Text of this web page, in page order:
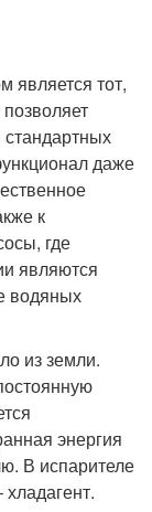
тот,
стандартных
даже
к
где
являются
водяных
из земли.
энергия
В испарителе